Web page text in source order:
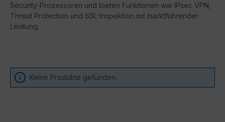
Security-Prozessoren und bieten Funktionen wie IPsec VPN,
Threat Protection und SSL-Inspektion mit marktführender
Leistung.
Keine Produkte gefunden.